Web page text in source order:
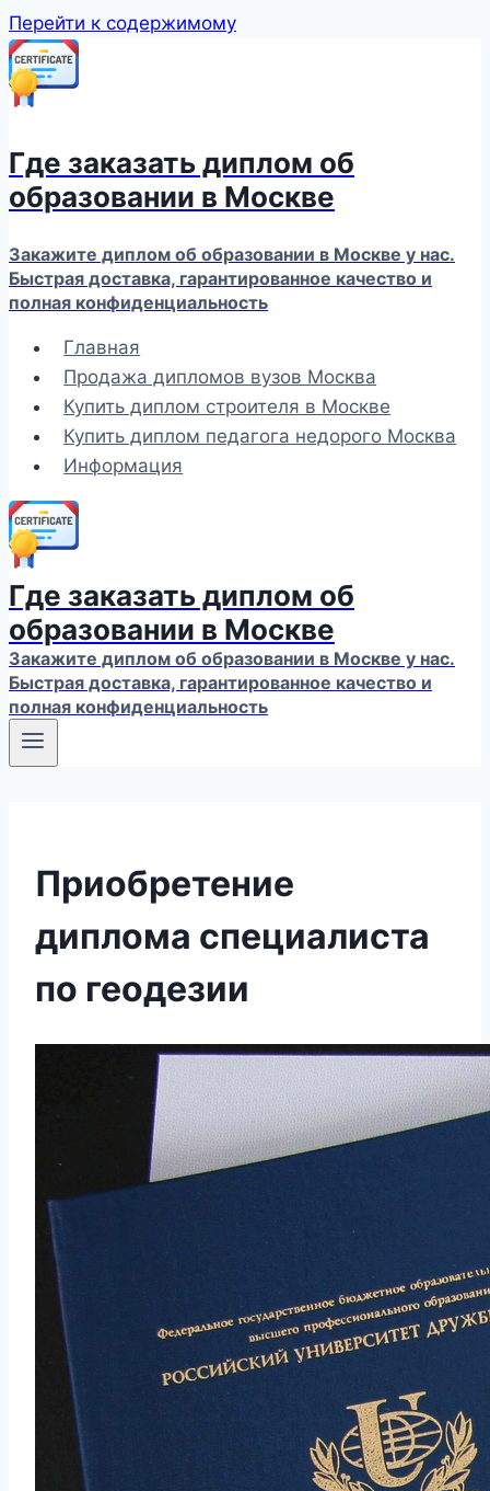
Перейти к содержимому
Где заказать диплом об
образовании в Москве
Закажите диплом об образовании в Москве у нас.
Быстрая доставка, гарантированное качество и
полная конфиденциальность
Главная
Продажа дипломов вузов Москва
Купить диплом строителя в Москве
Купить диплом педагога недорого Москва
Информация
Где заказать диплом об
образовании в Москве
Закажите диплом об образовании в Москве у нас.
Быстрая доставка, гарантированное качество и
полная конфиденциальность
Приобретение
диплома специалиста
по геодезии